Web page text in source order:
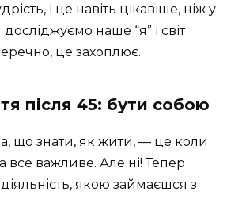
і це навіть цікавіше, ніж у
наше “я” і світ
це захоплює.
після 45: бути собою
що знати, як жити, — це коли
все важливе. Але ні! Тепер
якою займаєшся з